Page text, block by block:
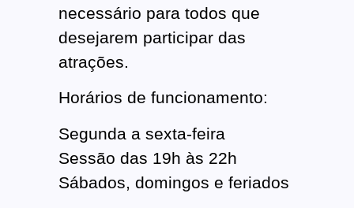
necessário para todos que
desejarem participar das
atrações.
Horários de funcionamento:
Segunda a sexta-feira
Sessão das 19h às 22h
Sábados, domingos e feriados